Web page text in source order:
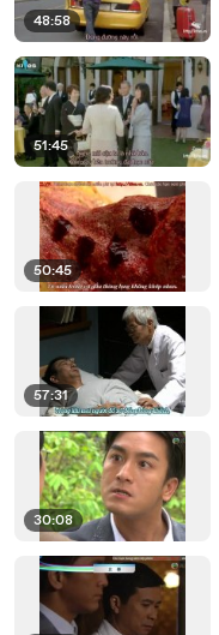
48:58
51:45
50:45
57:31
30:08